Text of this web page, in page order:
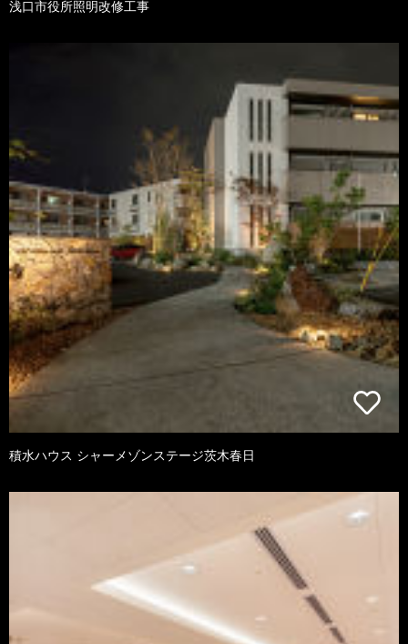
浅口市役所照明改修工事
積水ハウス シャーメゾンステージ茨木春日